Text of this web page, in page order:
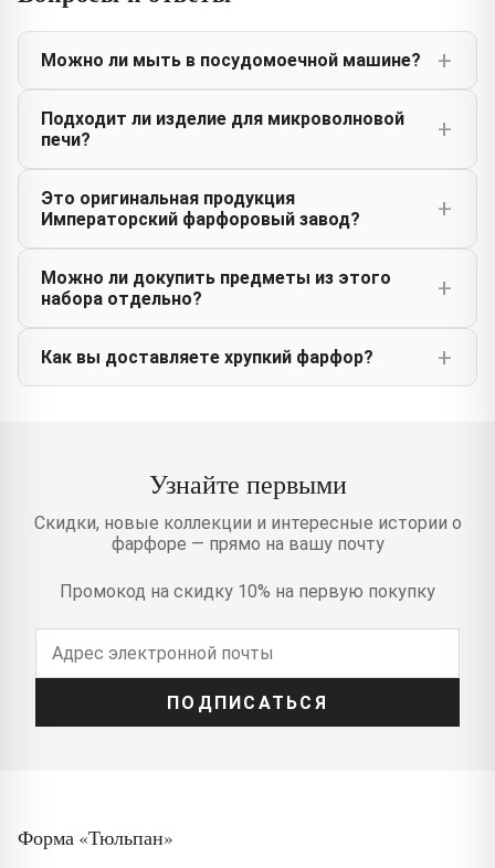
Можно ли мыть в посудомоечной машине?
Подходит ли изделие для микроволновой
печи?
Это оригинальная продукция
Императорский фарфоровый завод?
Можно ли докупить предметы из этого
набора отдельно?
Как вы доставляете хрупкий фарфор?
Узнайте первыми
Скидки, новые коллекции и интересные истории о
фарфоре — прямо на вашу почту
Промокод на скидку 10% на первую покупку
ПОДПИСАТЬСЯ
Форма «Тюльпан»